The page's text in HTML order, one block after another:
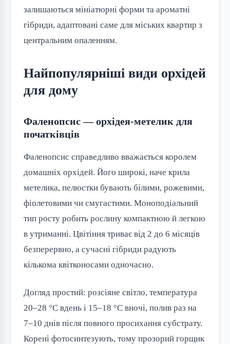
залишаються мініатюрні форми та ароматні
гібриди, адаптовані саме для міських квартир з
центральним опаленням.
Найпопулярніші види орхідей
для дому
Фаленопсис — орхідея-метелик для
початківців
Фаленопсис справедливо вважається королем
домашніх орхідей. Його широкі, наче крила
метелика, пелюстки бувають білими, рожевими,
фіолетовими чи смугастими. Моноподіальний
тип росту робить рослину компактною й легкою
в утриманні. Цвітіння триває від 2 до 6 місяців
безперервно, а сучасні гібриди радують
кількома квітконосами одночасно.
Догляд простий: розсіяне світло, температура
20–28 °C вдень і 15–18 °C вночі, полив раз на
7–10 днів після повного просихання субстрату.
Корені фотосинтезують, тому прозорий горщик